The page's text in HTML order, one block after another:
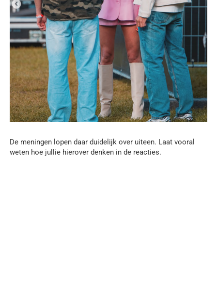
De meningen lopen daar duidelijk over uiteen. Laat vooral
weten hoe jullie hierover denken in de reacties.